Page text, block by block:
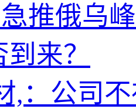
推俄乌
来？
,：公司